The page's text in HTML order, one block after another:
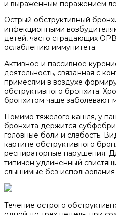
и выраженным поражением
Острый обструктивный
инфекционными
детей, часто страдающих
ослаблению иммунитета.
Активное и пассивное
деятельность, связанная с
примесями в воздухе
обструктивного бронхита.
бронхитом чаще заболевают
Помимо тяжелого кашля, у
бронхита держится
головные боли и слабость.
картине обструктивного
респираторные нарушения.
типичен удлиненный
слышимые без использования
Течение острого